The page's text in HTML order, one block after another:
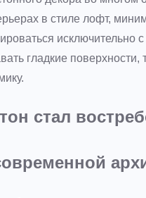
в стиле лофт,
исключительно
гладкие
стал